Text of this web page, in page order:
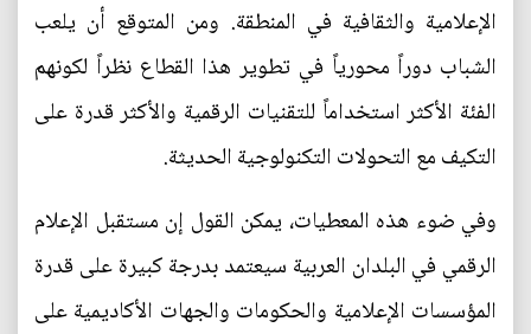
الإعلامية والثقافية في المنطقة. ومن المتوقع أن يلعب
الشباب دوراً محورياً في تطوير هذا القطاع نظراً لكونهم
الفئة الأكثر استخداماً للتقنيات الرقمية والأكثر قدرة على
التكيف مع التحولات التكنولوجية الحديثة.
وفي ضوء هذه المعطيات، يمكن القول إن مستقبل الإعلام
الرقمي في البلدان العربية سيعتمد بدرجة كبيرة على قدرة
المؤسسات الإعلامية والحكومات والجهات الأكاديمية على